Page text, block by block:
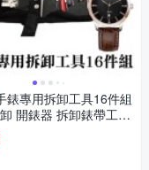
錶專用拆卸工具16件組
開錶器 拆卸錶帶工具
器 修錶 錶帶調節-輕居